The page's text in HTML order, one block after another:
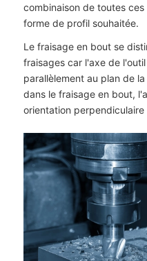
combinaison de toutes
forme de profil souhaitée.
Le fraisage en bout se
fraisages car l'axe de
parallèlement au plan de
dans le fraisage en bout,
orientation perpendiculaire